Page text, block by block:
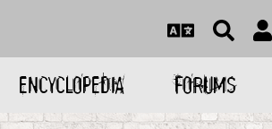
ENCYCLOPEDIA FORUMS